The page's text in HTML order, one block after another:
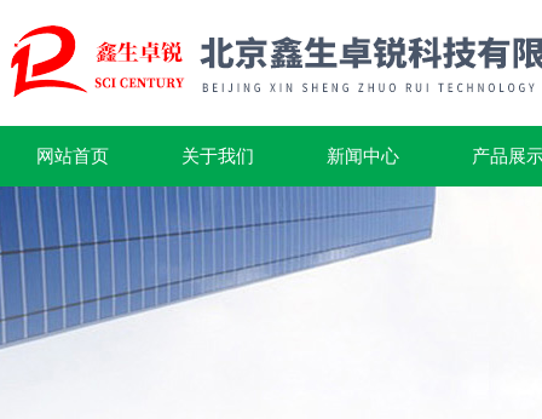
网站首页 关于我们 新闻中心 产品展